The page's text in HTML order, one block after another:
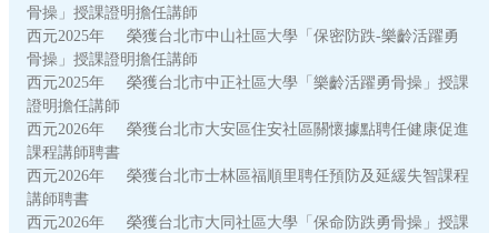
骨操」授課證明擔任講師
西元2025年 榮獲台北市中山社區大學「保密防跌-樂齡活躍勇
骨操」授課證明擔任講師
西元2025年 榮獲台北市中正社區大學「樂齡活躍勇骨操」授課
證明擔任講師
西元2026年 榮獲台北市大安區住安社區關懷據點聘任健康促進
課程講師聘書
西元2026年 榮獲台北市士林區福順里聘任預防及延緩失智課程
講師聘書
西元2026年 榮獲台北市大同社區大學「保命防跌勇骨操」授課